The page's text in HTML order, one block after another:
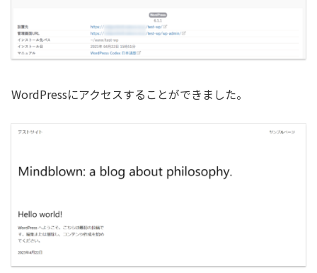
WordPressにアクセスすることができました。